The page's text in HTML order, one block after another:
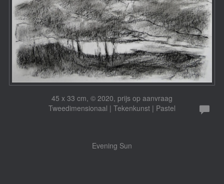
45 x 33 cm, © 2020, prijs op aanvraag
Tweedimensionaal | Tekenkunst | Pastel
Evening Sun